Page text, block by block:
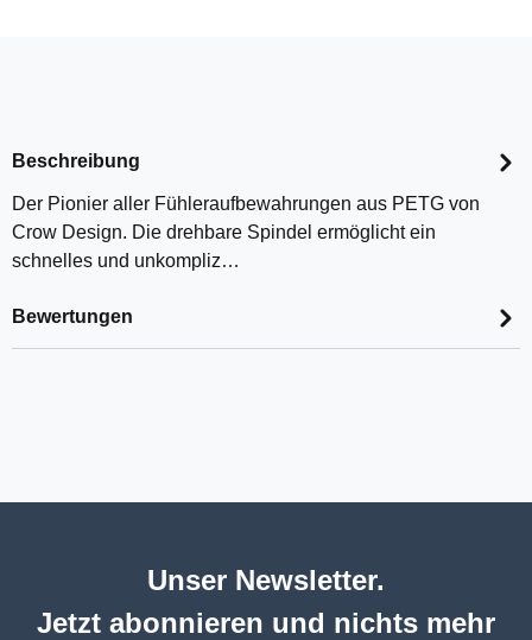
Beschreibung
Der Pionier aller Fühleraufbewahrungen aus PETG von
Crow Design. Die drehbare Spindel ermöglicht ein
schnelles und unkompliz…
Bewertungen
Unser Newsletter.
Jetzt abonnieren und nichts mehr